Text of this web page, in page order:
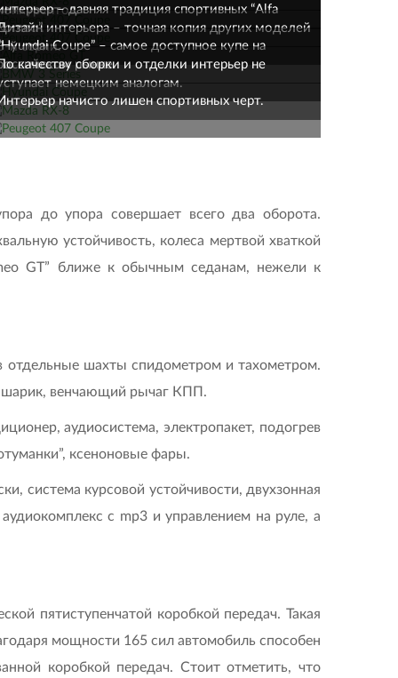
– давняя традиция спортивных “Alfa
интерьера – точная копия других моделей
й серии.Coupe” – самое доступное купе на
рынке.
качеству сборки и отделки интерьер не
немецким аналогам.
начисто лишен спортивных черт.
до упора совершает всего два оборота.
устойчивость, колеса мертвой хваткой
GT” ближе к обычным седанам, нежели к
отдельные шахты спидометром и тахометром.
шарик, венчающий рычаг КПП.
аудиосистема, электропакет, подогрев
ксеноновые фары.
система курсовой устойчивости, двухзонная
с mp3 и управлением на руле, а
пятиступенчатой коробкой передач. Такая
мощности 165 сил автомобиль способен
коробкой передач. Стоит отметить, что